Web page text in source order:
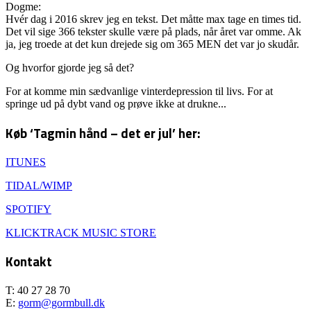
Dogme:
Hvér dag i 2016 skrev jeg en tekst. Det måtte max tage en times tid.
Det vil sige 366 tekster skulle være på plads, når året var omme. Ak
ja, jeg troede at det kun drejede sig om 365 MEN det var jo skudår.
Og hvorfor gjorde jeg så det?
For at komme min sædvanlige vinterdepression til livs. For at
springe ud på dybt vand og prøve ikke at drukne...
Køb ‘Tagmin hånd – det er jul’ her:
ITUNES
TIDAL/WIMP
SPOTIFY
KLICKTRACK MUSIC STORE
Kontakt
T: 40 27 28 70
E: gorm@gormbull.dk